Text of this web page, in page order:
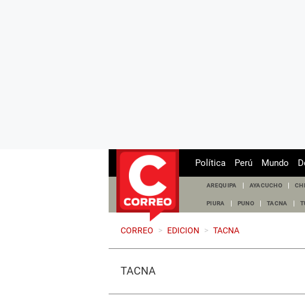
Política Perú Mundo
AREQUIPA AYACUCHO
PIURA PUNO TACNA
CORREO > EDICION > TACNA
TACNA